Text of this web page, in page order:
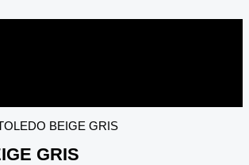
BEIGE GRIS
GRIS